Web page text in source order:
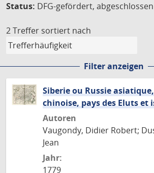
Status: DFG-gefördert,
2 Treffer sortiert nach
Filter anzeigen
Siberie ou Russie
chinoise, pays des Eluts et
Autoren
Vaugondy, Didier Robert;
Jean
Jahr:
1779